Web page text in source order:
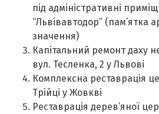
під адміністративні
“Львівавтодор” (пам’ятка
значення)
Капітальний ремонт даху
вул. Тесленка, 2 у Львові
Комплексна реставрація
Трійці у Жовкві
Реставрація дерев’яної